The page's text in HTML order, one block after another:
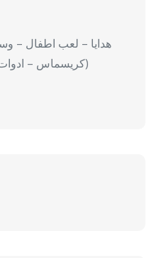
كريسماس – ادوات مدرسية – تجهيز حضانات)